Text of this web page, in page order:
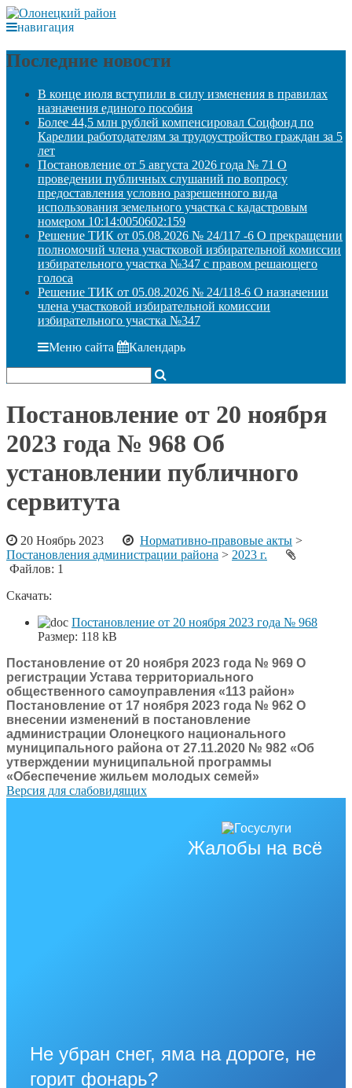
навигация
Последние новости
В конце июля вступили в силу изменения в правилах
назначения единого пособия
Более 44,5 млн рублей компенсировал Соцфонд по
Карелии работодателям за трудоустройство граждан за 5
лет
Постановление от 5 августа 2026 года № 71 О
проведении публичных слушаний по вопросу
предоставления условно разрешенного вида
использования земельного участка с кадастровым
номером 10:14:0050602:159
Решение ТИК от 05.08.2026 № 24/117 -6 О прекращении
полномочий члена участковой избирательной комиссии
избирательного участка №347 с правом решающего
голоса
Решение ТИК от 05.08.2026 № 24/118-6 О назначении
члена участковой избирательной комиссии
избирательного участка №347
Меню сайта Календарь
Постановление от 20 ноября
2023 года № 968 Об
установлении публичного
сервитута
20 Ноябрь 2023 Нормативно-правовые акты >
Постановления администрации района > 2023 г.
Файлов: 1
Скачать:
Постановление от 20 ноября 2023 года № 968
Размер: 118 kB
Постановление от 20 ноября 2023 года № 969 О
регистрации Устава территориального
общественного самоуправления «113 район»
Постановление от 17 ноября 2023 года № 962 О
внесении изменений в постановление
администрации Олонецкого национального
муниципального района от 27.11.2020 № 982 «Об
утверждении муниципальной программы
«Обеспечение жильем молодых семей»
Версия для слабовидящих
Жалобы на всё
Не убран снег, яма на дороге, не
горит фонарь?